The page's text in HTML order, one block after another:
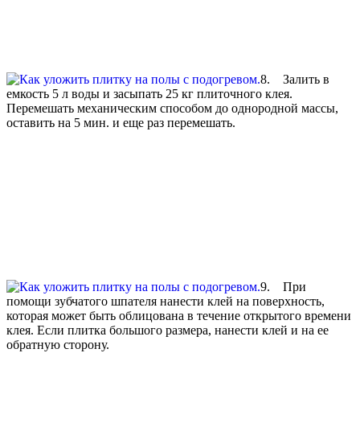
8. Залить в
емкость 5 л воды и засыпать 25 кг плиточного клея.
Перемешать механическим способом до однородной массы,
оставить на 5 мин. и еще раз перемешать.
9. При
помощи зубчатого шпателя нанести клей на поверхность,
которая может быть облицована в течение открытого времени
клея. Если плитка большого размера, нанести клей и на ее
обратную сторону.